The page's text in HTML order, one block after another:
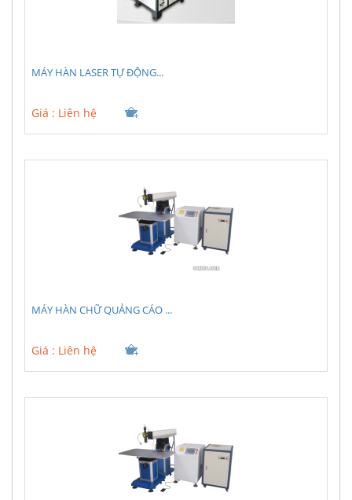
MÁY HÀN LASER TỰ ĐỘNG...
Giá : Liên hệ
MÁY HÀN CHỮ QUẢNG CÁO ...
Giá : Liên hệ